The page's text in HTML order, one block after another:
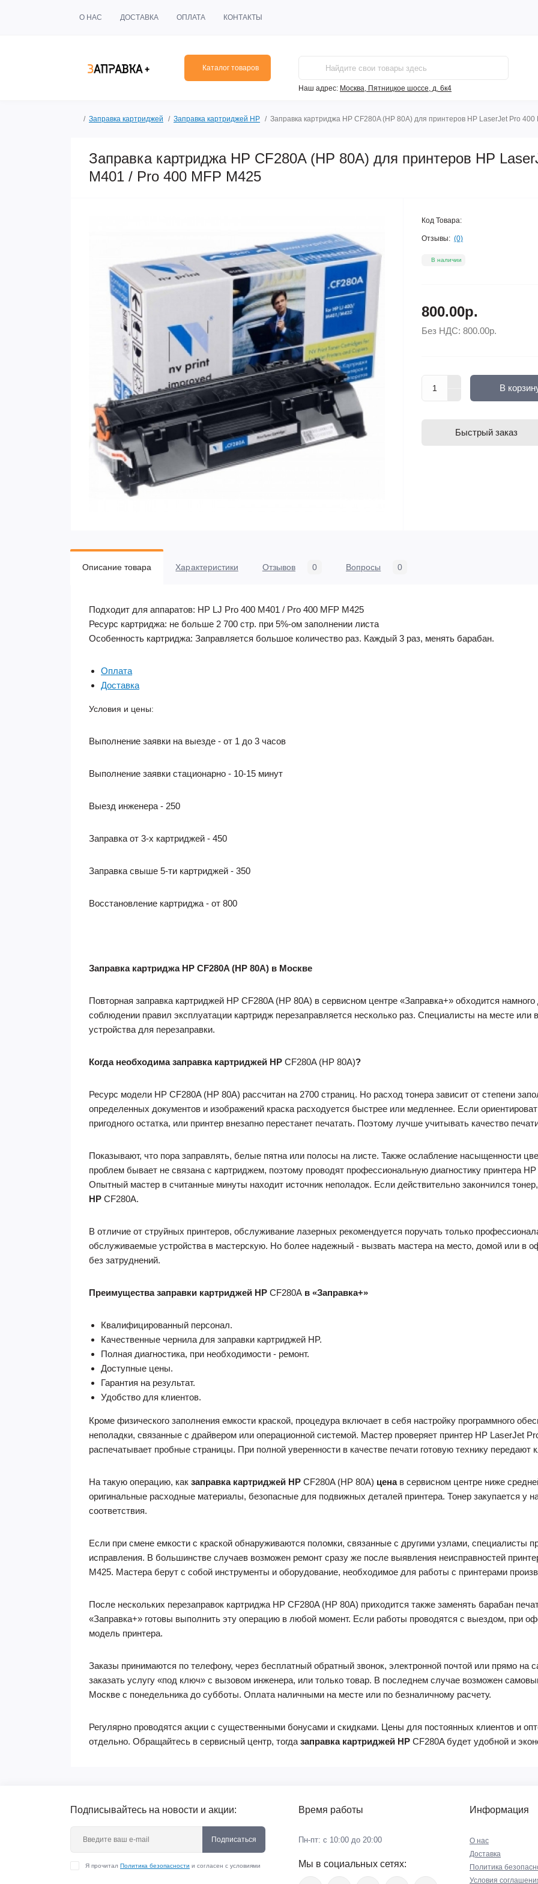
О НАС ДОСТАВКА ОПЛАТА КОНТАКТЫ
Каталог товаров
Наш адрес: Москва, Пятницкое шоссе, д. 6к4
Заправка картриджей Заправка картриджей HP Заправка картриджа HP CF280A (HP 80A) для принтеров HP LaserJet Pro
Заправка картриджа HP CF280A (HP 80A) для принтеров HP
M401 / Pro 400 MFP M425
Код Товара:
Отзывы: (0)
В наличии
800.00р.
Без НДС: 800.00р.
В
Быстрый заказ
Описание товара Характеристики Отзывов 0 Вопросы 0
Подходит для аппаратов: HP LJ Pro 400 M401 / Pro 400 MFP M425
Ресурс картриджа: не больше 2 700 стр. при 5%-ом заполнении листа
Особенность картриджа: Заправляется большое количество раз. Каждый 3 раз, менять барабан.
Оплата
Доставка
Условия и цены:
Выполнение заявки на выезде - от 1 до 3 часов
Выполнение заявки стационарно - 10-15 минут
Выезд инженера - 250
Заправка от 3-х картриджей - 450
Заправка свыше 5-ти картриджей - 350
Восстановление картриджа - от 800
Заправка картриджа HP CF280A (HP 80A) в Москве
Повторная заправка картриджей HP CF280A (HP 80A) в сервисном центре «Заправка+» обходится
соблюдении правил эксплуатации картридж перезаправляется несколько раз. Специалисты на месте или
устройства для перезаправки.
Когда необходима заправка картриджей HP CF280A (HP 80A)?
Ресурс модели HP CF280A (HP 80A) рассчитан на 2700 страниц. Но расход тонера зависит от степени
определенных документов и изображений краска расходуется быстрее или медленнее. Если
пригодного остатка, или принтер внезапно перестанет печатать. Поэтому лучше учитывать качество
Показывают, что пора заправлять, белые пятна или полосы на листе. Также ослабление насыщенности
проблем бывает не связана с картриджем, поэтому проводят профессиональную диагностику принтера
Опытный мастер в считанные минуты находит источник неполадок. Если действительно закончился
HP CF280A.
В отличие от струйных принтеров, обслуживание лазерных рекомендуется поручать только
обслуживаемые устройства в мастерскую. Но более надежный - вызвать мастера на место, домой или в
без затруднений.
Преимущества заправки картриджей HP CF280A в «Заправка+»
Квалифицированный персонал.
Качественные чернила для заправки картриджей HP.
Полная диагностика, при необходимости - ремонт.
Доступные цены.
Гарантия на результат.
Удобство для клиентов.
Кроме физического заполнения емкости краской, процедура включает в себя настройку программного
неполадки, связанные с драйвером или операционной системой. Мастер проверяет принтер HP LaserJet
распечатывает пробные страницы. При полной уверенности в качестве печати готовую технику передают
На такую операцию, как заправка картриджей HP CF280A (HP 80A) ценав сервисном центре ниже
оригинальные расходные материалы, безопасные для подвижных деталей принтера. Тонер закупается у
соответствия.
Если при смене емкости с краской обнаруживаются поломки, связанные с другими узлами, специалисты
исправления. В большинстве случаев возможен ремонт сразу же после выявления неисправностей
M425. Мастера берут с собой инструменты и оборудование, необходимое для работы с принтерами
После нескольких перезаправок картриджа HP CF280A (HP 80A) приходится также заменять барабан
«Заправка+» готовы выполнить эту операцию в любой момент. Если работы проводятся с выездом, при
модель принтера.
Заказы принимаются по телефону, через бесплатный обратный звонок, электронной почтой или прямо на
заказать услугу «под ключ» с вызовом инженера, или только товар. В последнем случае возможен
Москве с понедельника до субботы. Оплата наличными на месте или по безналичному расчету.
Регулярно проводятся акции с существенными бонусами и скидками. Цены для постоянных клиентов и
отдельно. Обращайтесь в сервисный центр, тогда заправка картриджей HP CF280Aбудет удобной и
Подписывайтесь на новости и акции:
Подписаться
Я прочитал Политика безопасности и согласен с условиями
Время работы
Пн-пт: с 10:00 до 20:00
Мы в социальных сетях:
Информация
О нас
Доставка
Политика
Условия